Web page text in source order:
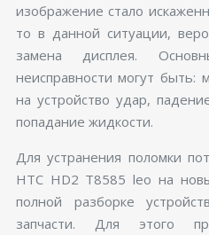
изображение стало
то в данной ситуации,
замена дисплея.
неисправности могут быть:
на устройство удар,
попадание жидкости.
Для устранения поломки
HTC HD2 T8585 leo на
полной разборке
запчасти. Для этого